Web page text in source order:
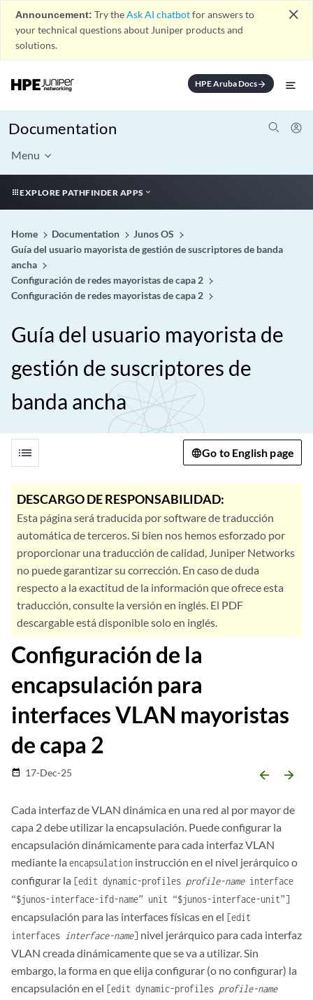
Announcement: Try theAsk AI chatbotfor answers to
your technical questions about Juniper products and
solutions.
close
HPE Aruba Docsarrow_forward
Documentation
Menu
EXPLORE PATHFINDER APPS
Home Documentation
Junos OS
Guía del usuario mayorista de gestión de suscriptores de banda
ancha
Configuración de redes mayoristas de capa 2
Configuración de redes mayoristas de capa 2
Guía del usuario mayorista de
gestión de suscriptores de
banda ancha
list Go to English page
DESCARGO DE RESPONSABILIDAD:
Esta página será traducida por software de traducción
automática de terceros. Si bien nos hemos esforzado por
proporcionar una traducción de calidad, Juniper Networks
no puede garantizar su corrección. En caso de duda
respecto a la exactitud de la información que ofrece esta
traducción, consulte la versión en inglés. El PDF
descargable está disponible solo en inglés.
Configuración de la
encapsulación para
interfaces VLAN mayoristas
de capa 2
date_range 17-Dec-25 arrow_backward arrow_forward
Cada interfaz de VLAN dinámica en una red al por mayor de
capa 2 debe utilizar la encapsulación. Puede configurar la
encapsulación dinámicamente para cada interfaz VLAN
mediante la encapsulation instrucción en el nivel jerárquico o
configurar la [edit dynamic-profiles profile-nameinterface
“$junos-interface-ifd-name” unit “$junos-interface-unit”]
encapsulación para las interfaces físicas en el [edit
interfaces interface-name] nivel jerárquico para cada interfaz
VLAN creada dinámicamente que se va a utilizar. Sin
embargo, la forma en que elija configurar (o no configurar) la
encapsulación en el [edit dynamic-profiles profile-name